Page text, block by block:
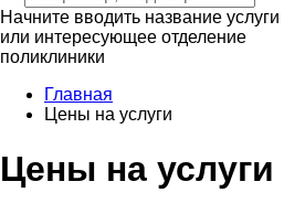
Начните вводить название услуги
или интересующее отделение
поликлиники
Главная
Цены на услуги
Цены на услуги